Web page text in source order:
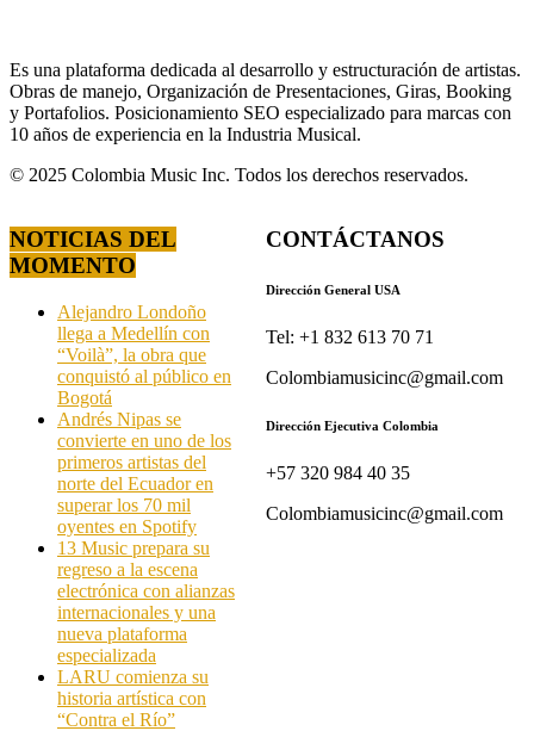
Es una plataforma dedicada al desarrollo y estructuración de artistas.
Obras de manejo, Organización de Presentaciones, Giras, Booking
y Portafolios. Posicionamiento SEO especializado para marcas con
10 años de experiencia en la Industria Musical.
© 2025 Colombia Music Inc. Todos los derechos reservados.
NOTICIAS DEL
MOMENTO
Alejandro Londoño
llega a Medellín con
“Voilà”, la obra que
conquistó al público en
Bogotá
Andrés Nipas se
convierte en uno de los
primeros artistas del
norte del Ecuador en
superar los 70 mil
oyentes en Spotify
13 Music prepara su
regreso a la escena
electrónica con alianzas
internacionales y una
nueva plataforma
especializada
LARU comienza su
historia artística con
“Contra el Río”
CONTÁCTANOS
Dirección General USA
Tel: +1 832 613 70 71
Colombiamusicinc@gmail.com
Dirección Ejecutiva Colombia
+57 320 984 40 35
Colombiamusicinc@gmail.com